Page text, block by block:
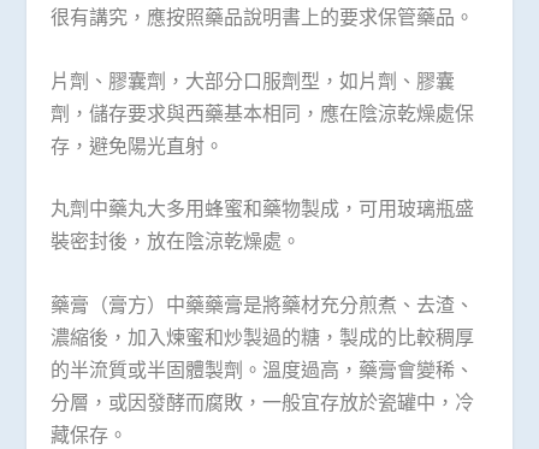
很有講究，應按照藥品說明書上的要求保管藥品。
片劑、膠囊劑，大部分口服劑型，如片劑、膠囊
劑，儲存要求與西藥基本相同，應在陰涼乾燥處保
存，避免陽光直射。
丸劑中藥丸大多用蜂蜜和藥物製成，可用玻璃瓶盛
裝密封後，放在陰涼乾燥處。
藥膏（膏方）中藥藥膏是將藥材充分煎煮、去渣、
濃縮後，加入煉蜜和炒製過的糖，製成的比較稠厚
的半流質或半固體製劑。溫度過高，藥膏會變稀、
分層，或因發酵而腐敗，一般宜存放於瓷罐中，冷
藏保存。